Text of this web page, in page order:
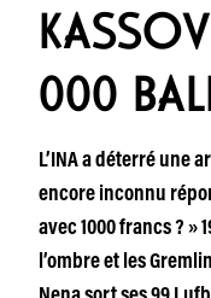
000
L’INA a déterré une
encore inconnu
avec 1000 francs ? »
l’ombre et les